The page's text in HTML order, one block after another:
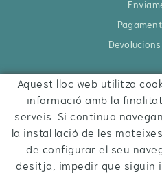
Ctra. Besalú
17740
972
Aquest lloc web utilitza
informació amb la
serveis. Si continua
la instal·lació de les
de configurar el seu
desitja, impedir que siguin